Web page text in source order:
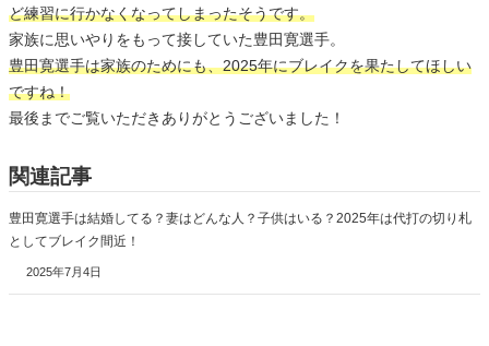
ど練習に行かなくなってしまったそうです。
家族に思いやりをもって接していた豊田寛選手。
豊田寛選手は家族のためにも、2025年にブレイクを果たしてほしい
ですね！
最後までご覧いただきありがとうございました！
関連記事
豊田寛選手は結婚してる？妻はどんな人？子供はいる？2025年は代打の切り札
としてブレイク間近！
2025年7月4日